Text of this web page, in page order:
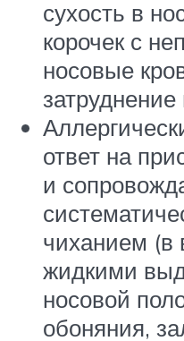
сухость в
корочек с
носовые
ответ на
и
чиханием (в
жидкими
носовой
обоняния,